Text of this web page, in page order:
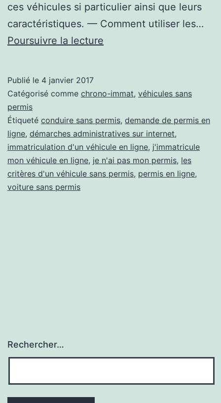
ces véhicules si particulier ainsi que leurs
caractéristiques. — Comment utiliser les…
Poursuivre la lecture
permis
devenir
incollable
sur
le
Publié le 4 janvier 2017
Catégorisé comme chrono-immat, véhicules sans
permis
Étiqueté conduire sans permis, demande de permis en
ligne, démarches administratives sur internet,
immatriculation d'un véhicule en ligne, j'immatricule
mon véhicule en ligne, je n'ai pas mon permis, les
critères d'un véhicule sans permis, permis en ligne,
voiture sans permis
Rechercher…